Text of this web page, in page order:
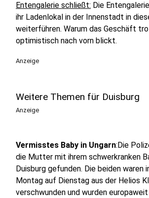
Entengalerie schließt: Die
ihr Ladenlokal in der Innenstadt in
weiterführen. Warum das Geschäft
optimistisch nach vorn blickt.
Anzeige
Weitere Themen für Duisburg
Anzeige
Vermisstes Baby in Ungarn:Die
die Mutter mit ihrem schwerkranken
Duisburg gefunden. Die beiden waren
Montag auf Dienstag aus der Helios
verschwunden und wurden